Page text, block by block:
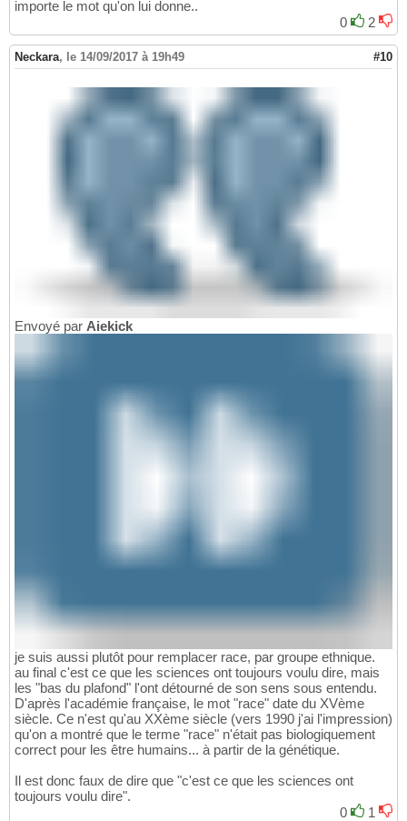
importe le mot qu'on lui donne..
0
2
Neckara, le 14/09/2017 à 19h49 #10
Envoyé par Aiekick
je suis aussi plutôt pour remplacer race, par groupe ethnique.
au final c'est ce que les sciences ont toujours voulu dire, mais
les "bas du plafond" l'ont détourné de son sens sous entendu.
D'après l'académie française, le mot "race" date du XVème
siècle. Ce n'est qu'au XXème siècle (vers 1990 j'ai l'impression)
qu'on a montré que le terme "race" n'était pas biologiquement
correct pour les être humains... à partir de la génétique.
Il est donc faux de dire que "c'est ce que les sciences ont
toujours voulu dire".
0
1